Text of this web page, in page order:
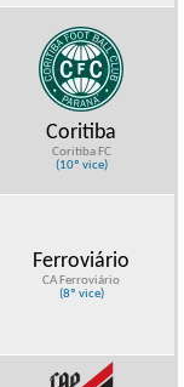
Coritiba
Coritiba FC
(10º vice)
Ferroviário
CA Ferroviário
(8º vice)